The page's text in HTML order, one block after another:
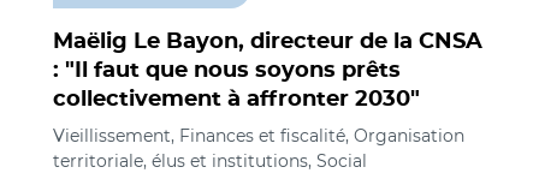
Maëlig Le Bayon, directeur de la CNSA
: "Il faut que nous soyons prêts
collectivement à affronter 2030"
Vieillissement, Finances et fiscalité, Organisation
territoriale, élus et institutions, Social